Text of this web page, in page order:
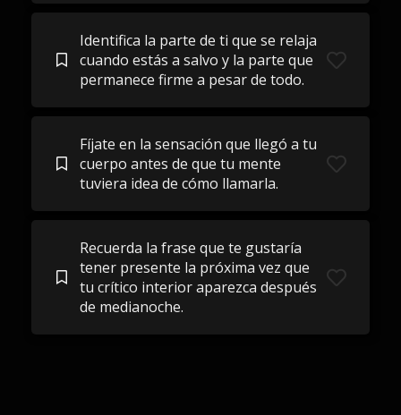
Identifica la parte de ti que se relaja
cuando estás a salvo y la parte que
permanece firme a pesar de todo.
Fíjate en la sensación que llegó a tu
cuerpo antes de que tu mente
tuviera idea de cómo llamarla.
Recuerda la frase que te gustaría
tener presente la próxima vez que
tu crítico interior aparezca después
de medianoche.